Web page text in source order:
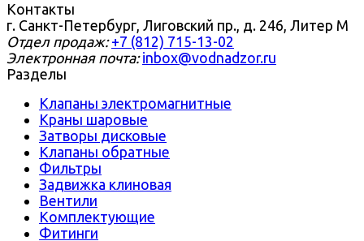
Контакты
г. Санкт-Петербург, Лиговский пр., д. 246, Литер М
Отдел продаж: +7 (812) 715-13-02
Электронная почта: inbox@vodnadzor.ru
Разделы
Клапаны электромагнитные
Краны шаровые
Затворы дисковые
Клапаны обратные
Фильтры
Задвижка клиновая
Вентили
Комплектующие
Фитинги